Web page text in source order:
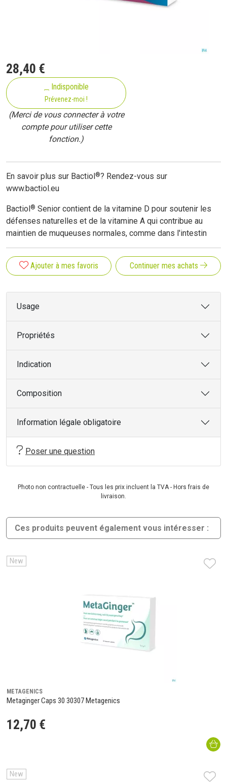
28,40 €
Indisponible
Prévenez-moi !
(Merci de vous connecter à votre
compte pour utiliser cette
fonction.)
En savoir plus sur Bactiol ®? Rendez-vous sur
www.bactiol.eu
Bactiol ® Senior contient de la vitamine D pour soutenir les
défenses naturelles et de la vitamine A qui contribue au
maintien de muqueuses normales, comme dans l'intestin
Ajouter à mes favoris Continuer mes achats
Usage
Propriétés
Indication
Composition
Information légale obligatoire
Poser une question
Photo non contractuelle - Tous les prix incluent la TVA - Hors frais de
livraison.
Ces produits peuvent également vous intéresser :
New
METAGENICS
Metaginger Caps 30 30307 Metagenics
12,70 €
New